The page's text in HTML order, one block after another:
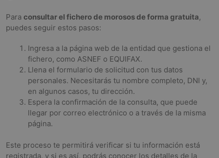
Para consultar el fichero de morosos de forma gratuita,
puedes seguir estos pasos:
Ingresa a la página web de la entidad que gestiona el
fichero, como ASNEF o EQUIFAX.
Llena el formulario de solicitud con tus datos
personales. Necesitarás tu nombre completo, DNI y,
en algunos casos, tu dirección.
Espera la confirmación de la consulta, que puede
llegar por correo electrónico o a través de la misma
página.
Este proceso te permitirá verificar si tu información está
registrada, y si es así, podrás conocer los detalles de la